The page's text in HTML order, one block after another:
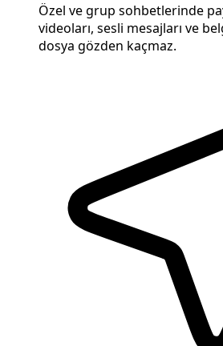
Özel ve grup sohbetlerinde
videoları, sesli mesajları ve
dosya gözden kaçmaz.